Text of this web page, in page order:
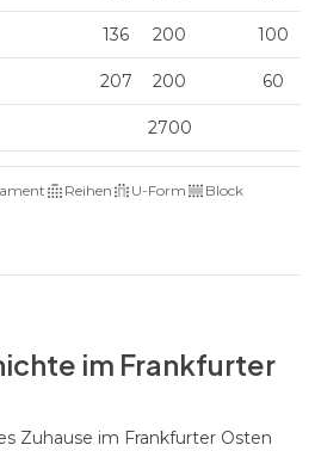
136 200 100
207 200 60
2700
Reihen U-Form
Block
im Frankfurter
Zuhause im Frankfurter Osten